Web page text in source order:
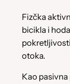
Fizčka
bicikla i
otoka.
Kao